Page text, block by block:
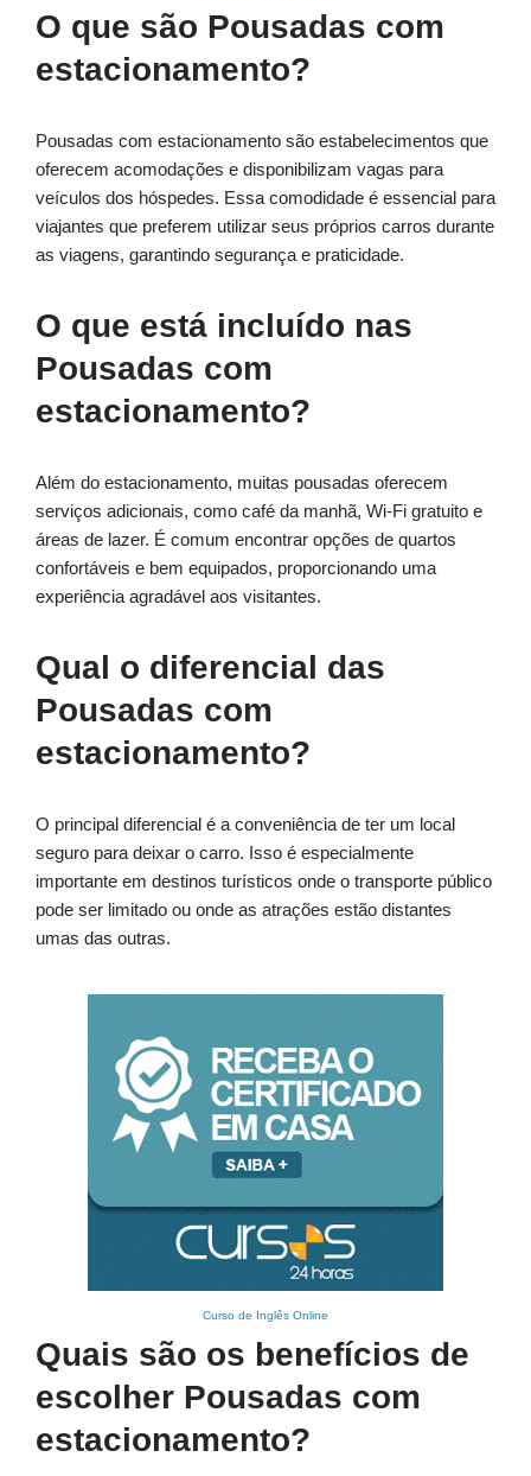
O que são Pousadas com
estacionamento?
Pousadas com estacionamento são estabelecimentos que
oferecem acomodações e disponibilizam vagas para
veículos dos hóspedes. Essa comodidade é essencial para
viajantes que preferem utilizar seus próprios carros durante
as viagens, garantindo segurança e praticidade.
O que está incluído nas
Pousadas com
estacionamento?
Além do estacionamento, muitas pousadas oferecem
serviços adicionais, como café da manhã, Wi-Fi gratuito e
áreas de lazer. É comum encontrar opções de quartos
confortáveis e bem equipados, proporcionando uma
experiência agradável aos visitantes.
Qual o diferencial das
Pousadas com
estacionamento?
O principal diferencial é a conveniência de ter um local
seguro para deixar o carro. Isso é especialmente
importante em destinos turísticos onde o transporte público
pode ser limitado ou onde as atrações estão distantes
umas das outras.
Curso de Inglês Online
Quais são os benefícios de
escolher Pousadas com
estacionamento?